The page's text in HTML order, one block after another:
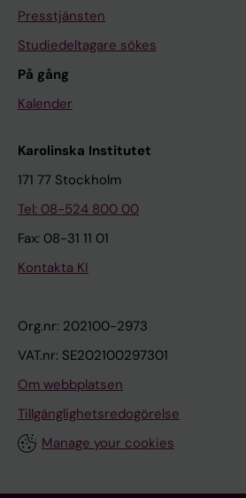
Presstjänsten
Studiedeltagare sökes
På gång
Kalender
Karolinska Institutet
171 77 Stockholm
Tel: 08-524 800 00
Fax: 08-31 11 01
Kontakta KI
Org.nr: 202100-2973
VAT.nr: SE202100297301
Om webbplatsen
Tillgänglighetsredogörelse
Manage your cookies